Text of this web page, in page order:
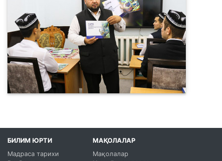
БИЛИМ ЮРТИ
Мадраса тарихи
МАҚОЛАЛАР
Мақолалар